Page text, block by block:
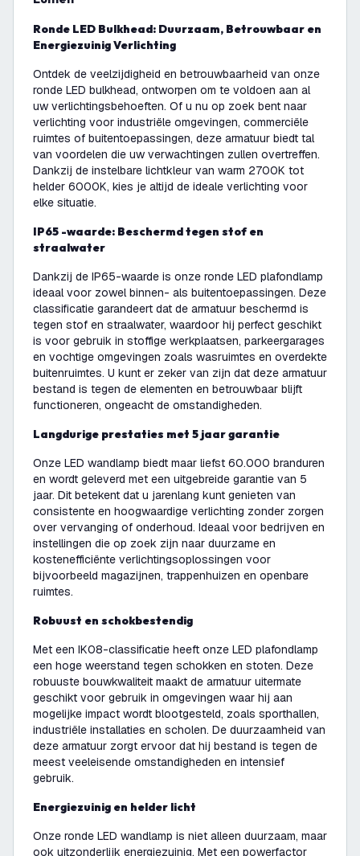
Ronde LED Bulkhead: Duurzaam, Betrouwbaar en
Energiezuinig Verlichting
Ontdek de veelzijdigheid en betrouwbaarheid van onze
ronde LED bulkhead, ontworpen om te voldoen aan al
uw verlichtingsbehoeften. Of u nu op zoek bent naar
verlichting voor industriële omgevingen, commerciële
ruimtes of buitentoepassingen, deze armatuur biedt tal
van voordelen die uw verwachtingen zullen overtreffen.
Dankzij de instelbare lichtkleur van warm 2700K tot
helder 6000K, kies je altijd de ideale verlichting voor
elke situatie.
IP65 -waarde: Beschermd tegen stof en
straalwater
Dankzij de IP65-waarde is onze ronde LED plafondlamp
ideaal voor zowel binnen- als buitentoepassingen. Deze
classificatie garandeert dat de armatuur beschermd is
tegen stof en straalwater, waardoor hij perfect geschikt
is voor gebruik in stoffige werkplaatsen, parkeergarages
en vochtige omgevingen zoals wasruimtes en overdekte
buitenruimtes. U kunt er zeker van zijn dat deze armatuur
bestand is tegen de elementen en betrouwbaar blijft
functioneren, ongeacht de omstandigheden.
Langdurige prestaties met 5 jaar garantie
Onze LED wandlamp biedt maar liefst 60.000 branduren
en wordt geleverd met een uitgebreide garantie van 5
jaar. Dit betekent dat u jarenlang kunt genieten van
consistente en hoogwaardige verlichting zonder zorgen
over vervanging of onderhoud. Ideaal voor bedrijven en
instellingen die op zoek zijn naar duurzame en
kostenefficiënte verlichtingsoplossingen voor
bijvoorbeeld magazijnen, trappenhuizen en openbare
ruimtes.
Robuust en schokbestendig
Met een IK08-classificatie heeft onze LED plafondlamp
een hoge weerstand tegen schokken en stoten. Deze
robuuste bouwkwaliteit maakt de armatuur uitermate
geschikt voor gebruik in omgevingen waar hij aan
mogelijke impact wordt blootgesteld, zoals sporthallen,
industriële installaties en scholen. De duurzaamheid van
deze armatuur zorgt ervoor dat hij bestand is tegen de
meest veeleisende omstandigheden en intensief
gebruik.
Energiezuinig en helder licht
Onze ronde LED wandlamp is niet alleen duurzaam, maar
ook uitzonderlijk energiezuinig. Met een powerfactor